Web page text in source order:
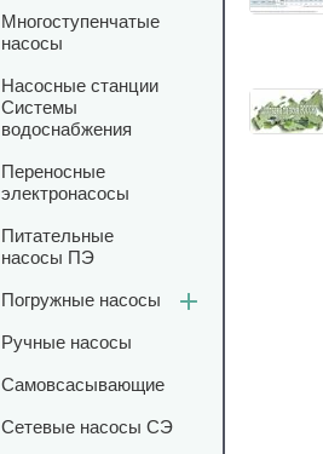
Многоступенчатые
насосы
Насосные станции
Системы
водоснабжения
Переносные
электронасосы
Питательные
насосы ПЭ
Погружные насосы
Ручные насосы
Самовсасывающие
Сетевые насосы СЭ